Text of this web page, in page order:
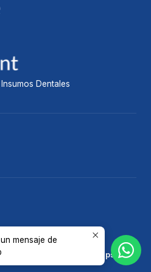
Dentales
Vicedent.
Desarrollado por Jumpseller.
mensaje de